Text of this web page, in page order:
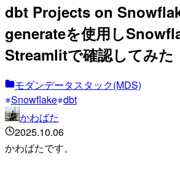
dbt Projects on
generateを使用し
Streamlitで確認してみた
モダンデータスタック(MDS)
Snowflake dbt
かわばた
2025.10.06
かわばたです。